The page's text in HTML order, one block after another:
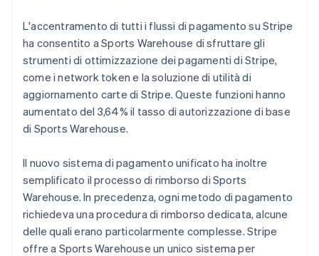
L'accentramento di tutti i flussi di pagamento su Stripe
ha consentito a Sports Warehouse di sfruttare gli
strumenti di ottimizzazione dei pagamenti di Stripe,
come i network token e la soluzione di utilità di
aggiornamento carte di Stripe. Queste funzioni hanno
aumentato del 3,64% il tasso di autorizzazione di base
di Sports Warehouse.
Il nuovo sistema di pagamento unificato ha inoltre
semplificato il processo di rimborso di Sports
Warehouse. In precedenza, ogni metodo di pagamento
richiedeva una procedura di rimborso dedicata, alcune
delle quali erano particolarmente complesse. Stripe
offre a Sports Warehouse un unico sistema per